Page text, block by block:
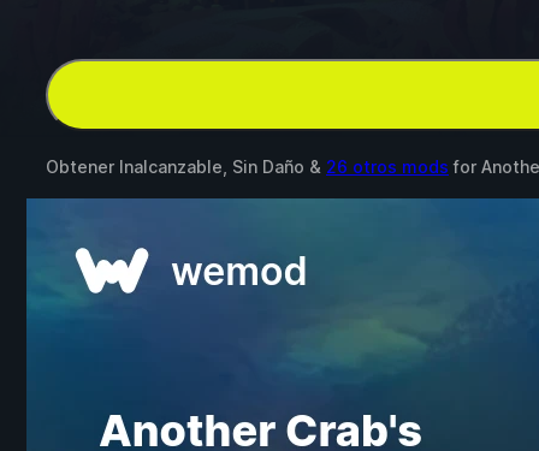
Obtener Inalcanzable, Sin Daño & 26 otros mods for